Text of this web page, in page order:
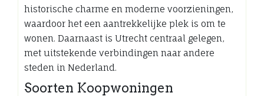
historische charme en moderne voorzieningen,
waardoor het een aantrekkelijke plek is om te
wonen. Daarnaast is Utrecht centraal gelegen,
met uitstekende verbindingen naar andere
steden in Nederland.
Soorten Koopwoningen